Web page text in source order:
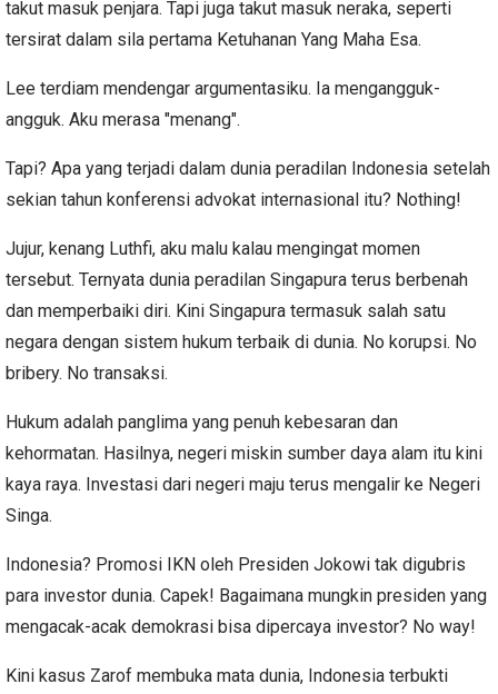
takut masuk penjara. Tapi juga takut masuk neraka, seperti
tersirat dalam sila pertama Ketuhanan Yang Maha Esa.
Lee terdiam mendengar argumentasiku. Ia mengangguk-
angguk. Aku merasa "menang".
Tapi? Apa yang terjadi dalam dunia peradilan Indonesia setelah
sekian tahun konferensi advokat internasional itu? Nothing!
Jujur, kenang Luthfi, aku malu kalau mengingat momen
tersebut. Ternyata dunia peradilan Singapura terus berbenah
dan memperbaiki diri. Kini Singapura termasuk salah satu
negara dengan sistem hukum terbaik di dunia. No korupsi. No
bribery. No transaksi.
Hukum adalah panglima yang penuh kebesaran dan
kehormatan. Hasilnya, negeri miskin sumber daya alam itu kini
kaya raya. Investasi dari negeri maju terus mengalir ke Negeri
Singa.
Indonesia? Promosi IKN oleh Presiden Jokowi tak digubris
para investor dunia. Capek! Bagaimana mungkin presiden yang
mengacak-acak demokrasi bisa dipercaya investor? No way!
Kini kasus Zarof membuka mata dunia, Indonesia terbukti